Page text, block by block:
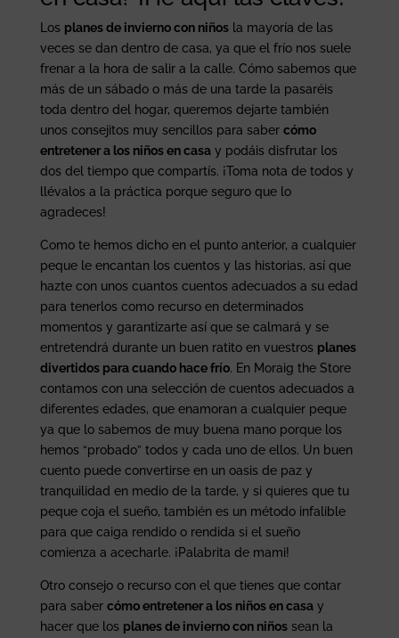
Los planes de invierno con niñosla mayoría de las
veces se dan dentro de casa, ya que el frío nos suele
frenar a la hora de salir a la calle. Cómo sabemos que
más de un sábado o más de una tarde la pasaréis
toda dentro del hogar, queremos dejarte también
unos consejitos muy sencillos para saber cómo
entretener a los niños en casay podáis disfrutar los
dos del tiempo que compartís. ¡Toma nota de todos y
llévalos a la práctica porque seguro que lo
agradeces!
Como te hemos dicho en el punto anterior, a cualquier
peque le encantan los cuentos y las historias, así que
hazte con unos cuantos cuentos adecuados a su edad
para tenerlos como recurso en determinados
momentos y garantizarte así que se calmará y se
entretendrá durante un buen ratito en vuestros planes
divertidos para cuando hace frío. En Moraig the Store
contamos con una selección de cuentos adecuados a
diferentes edades, que enamoran a cualquier peque
ya que lo sabemos de muy buena mano porque los
hemos “probado” todos y cada uno de ellos. Un buen
cuento puede convertirse en un oasis de paz y
tranquilidad en medio de la tarde, y si quieres que tu
peque coja el sueño, también es un método infalible
para que caiga rendido o rendida si el sueño
comienza a acecharle. ¡Palabrita de mami!
Otro consejo o recurso con el que tienes que contar
para saber cómo entretener a los niños en casay
hacer que los planes de invierno con niñossean la